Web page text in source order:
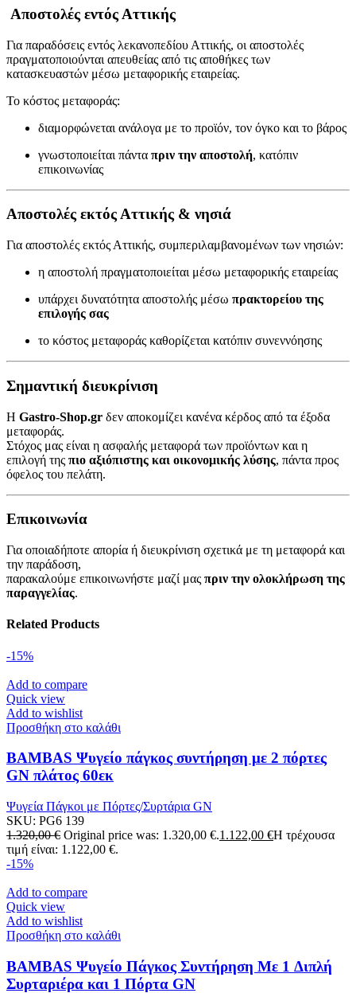
Αποστολές εντός Αττικής
Για παραδόσεις εντός λεκανοπεδίου Αττικής, οι αποστολές
πραγματοποιούνται απευθείας από τις αποθήκες των
κατασκευαστών μέσω μεταφορικής εταιρείας.
Το κόστος μεταφοράς:
διαμορφώνεται ανάλογα με το προϊόν, τον όγκο και το βάρος
γνωστοποιείται πάντα πριν την αποστολή, κατόπιν
επικοινωνίας
Αποστολές εκτός Αττικής & νησιά
Για αποστολές εκτός Αττικής, συμπεριλαμβανομένων των νησιών:
η αποστολή πραγματοποιείται μέσω μεταφορικής εταιρείας
υπάρχει δυνατότητα αποστολής μέσω πρακτορείου της
επιλογής σας
το κόστος μεταφοράς καθορίζεται κατόπιν συνεννόησης
Σημαντική διευκρίνιση
Η Gastro-Shop.gr δεν αποκομίζει κανένα κέρδος από τα έξοδα
μεταφοράς.
Στόχος μας είναι η ασφαλής μεταφορά των προϊόντων και η
επιλογή της πιο αξιόπιστης και οικονομικής λύσης, πάντα προς
όφελος του πελάτη.
Επικοινωνία
Για οποιαδήποτε απορία ή διευκρίνιση σχετικά με τη μεταφορά και
την παράδοση,
παρακαλούμε επικοινωνήστε μαζί μας πριν την ολοκλήρωση της
παραγγελίας.
Related Products
-15%
Add to compare
Quick view
Add to wishlist
Προσθήκη στο καλάθι
BAMBAS Ψυγείο πάγκος συντήρηση με 2 πόρτες
GN πλάτος 60εκ
Ψυγεία Πάγκοι με Πόρτες/Συρτάρια GN
SKU: PG6 139
1.320,00€ Original price was: 1.320,00 €.1.122,00 €Η τρέχουσα
τιμή είναι: 1.122,00 €.
-15%
Add to compare
Quick view
Add to wishlist
Προσθήκη στο καλάθι
BAMBAS Ψυγείο Πάγκος Συντήρηση Με 1 Διπλή
Συρταριέρα και 1 Πόρτα GN